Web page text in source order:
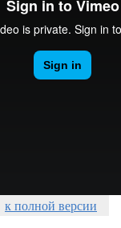
к полной версии